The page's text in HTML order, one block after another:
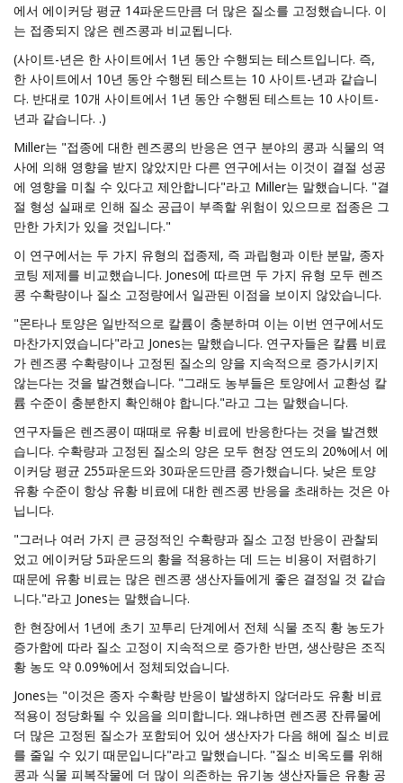
에서 에이커당 평균 14파운드만큼 더 많은 질소를 고정했습니다. 이
는 접종되지 않은 렌즈콩과 비교됩니다.
(사이트-년은 한 사이트에서 1년 동안 수행되는 테스트입니다. 즉,
한 사이트에서 10년 동안 수행된 테스트는 10 사이트-년과 같습니
다. 반대로 10개 사이트에서 1년 동안 수행된 테스트는 10 사이트-
년과 같습니다. .)
Miller는 "접종에 대한 렌즈콩의 반응은 연구 분야의 콩과 식물의 역
사에 의해 영향을 받지 않았지만 다른 연구에서는 이것이 결절 성공
에 영향을 미칠 수 있다고 제안합니다"라고 Miller는 말했습니다. "결
절 형성 실패로 인해 질소 공급이 부족할 위험이 있으므로 접종은 그
만한 가치가 있을 것입니다."
이 연구에서는 두 가지 유형의 접종제, 즉 과립형과 이탄 분말, 종자
코팅 제제를 비교했습니다. Jones에 따르면 두 가지 유형 모두 렌즈
콩 수확량이나 질소 고정량에서 일관된 이점을 보이지 않았습니다.
"몬타나 토양은 일반적으로 칼륨이 충분하며 이는 이번 연구에서도
마찬가지였습니다"라고 Jones는 말했습니다. 연구자들은 칼륨 비료
가 렌즈콩 수확량이나 고정된 질소의 양을 지속적으로 증가시키지
않는다는 것을 발견했습니다. "그래도 농부들은 토양에서 교환성 칼
륨 수준이 충분한지 확인해야 합니다."라고 그는 말했습니다.
연구자들은 렌즈콩이 때때로 유황 비료에 반응한다는 것을 발견했
습니다. 수확량과 고정된 질소의 양은 모두 현장 연도의 20%에서 에
이커당 평균 255파운드와 30파운드만큼 증가했습니다. 낮은 토양
유황 수준이 항상 유황 비료에 대한 렌즈콩 반응을 초래하는 것은 아
닙니다.
"그러나 여러 가지 큰 긍정적인 수확량과 질소 고정 반응이 관찰되
었고 에이커당 5파운드의 황을 적용하는 데 드는 비용이 저렴하기
때문에 유황 비료는 많은 렌즈콩 생산자들에게 좋은 결정일 것 같습
니다."라고 Jones는 말했습니다.
한 현장에서 1년에 초기 꼬투리 단계에서 전체 식물 조직 황 농도가
증가함에 따라 질소 고정이 지속적으로 증가한 반면, 생산량은 조직
황 농도 약 0.09%에서 정체되었습니다.
Jones는 "이것은 종자 수확량 반응이 발생하지 않더라도 유황 비료
적용이 정당화될 수 있음을 의미합니다. 왜냐하면 렌즈콩 잔류물에
더 많은 고정된 질소가 포함되어 있어 생산자가 다음 해에 질소 비료
를 줄일 수 있기 때문입니다"라고 말했습니다. "질소 비옥도를 위해
콩과 식물 피복작물에 더 많이 의존하는 유기농 생산자들은 유황 공